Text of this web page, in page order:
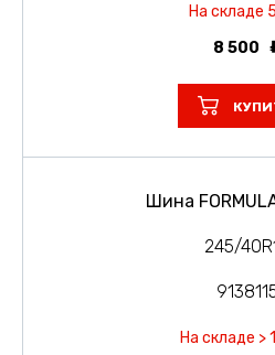
На складе
8 500
Шина
245/
На складе >